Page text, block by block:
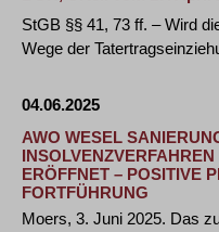
StGB §§ 41, 73 ff. – Wird
Wege der
04.06.2025
AWO WESEL
INSOLVENZVERFAHREN
RÖFFNET – POSITIVE
ORTFÜHRUNG
Moers, 3. Juni 2025. Das